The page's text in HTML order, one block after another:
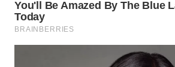
WAHANA
TRAVEL